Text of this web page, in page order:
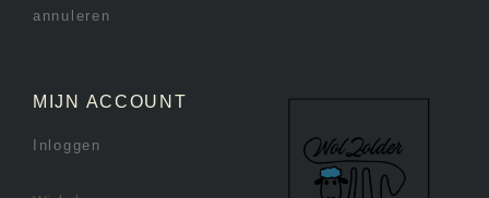
annuleren
MIJN ACCOUNT
Inloggen